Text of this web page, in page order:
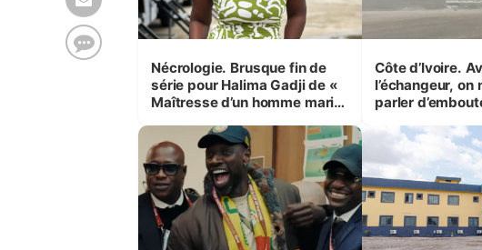
Nécrologie. Brusque fin de
série pour Halima Gadji de «
Maîtresse d’un homme marié
Côte d’Ivoire.
l’échangeur, on
parler